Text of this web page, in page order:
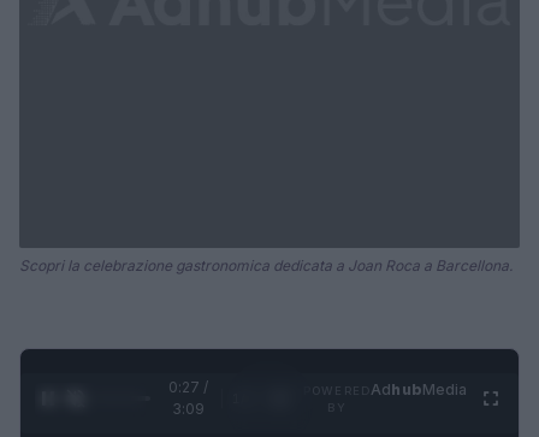
Scopri la celebrazione gastronomica dedicata a Joan Roca a Barcellona.
0:28 /
3:09
AdhubMedia